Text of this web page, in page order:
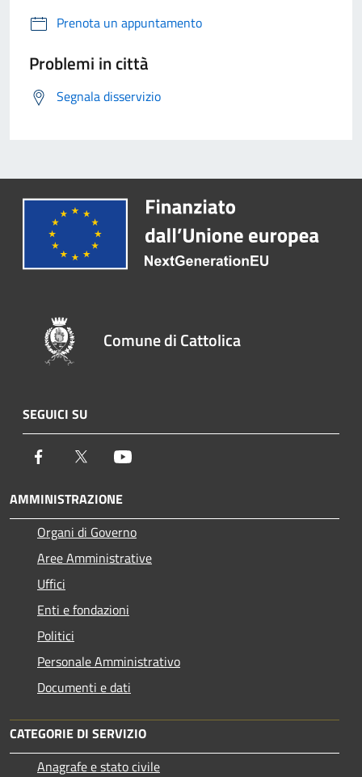
Prenota un appuntamento
Problemi in città
Segnala disservizio
Comune di Cattolica
SEGUICI SU
Facebook Twitter
AMMINISTRAZIONE
Organi di Governo
Aree Amministrative
Uffici
Enti e fondazioni
Politici
Personale Amministrativo
Documenti e dati
CATEGORIE DI SERVIZIO
Anagrafe e stato civile